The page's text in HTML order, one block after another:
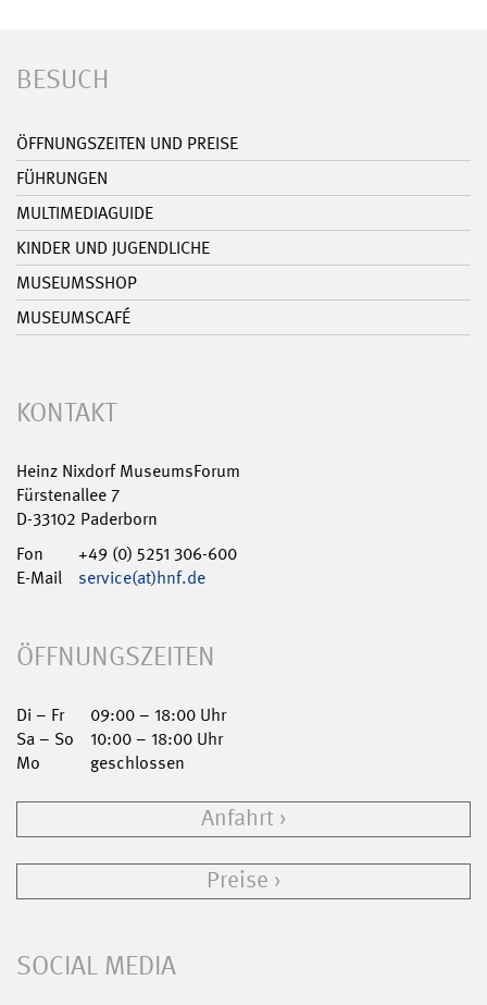
BESUCH
ÖFFNUNGSZEITEN UND PREISE
FÜHRUNGEN
MULTIMEDIAGUIDE
KINDER UND JUGENDLICHE
MUSEUMSSHOP
MUSEUMSCAFÉ
KONTAKT
Heinz Nixdorf MuseumsForum
Fürstenallee 7
D-33102 Paderborn
Fon
+49 (0) 5251 306-600
E-Mail
service(at)hnf.de
ÖFFNUNGSZEITEN
Di – Fr
09:00 – 18:00 Uhr
Sa – So
10:00 – 18:00 Uhr
Mo
geschlossen
Anfahrt
Preise
SOCIAL MEDIA